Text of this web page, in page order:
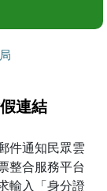
連結
件通知民眾雲
整合服務平台
輸入「身分證